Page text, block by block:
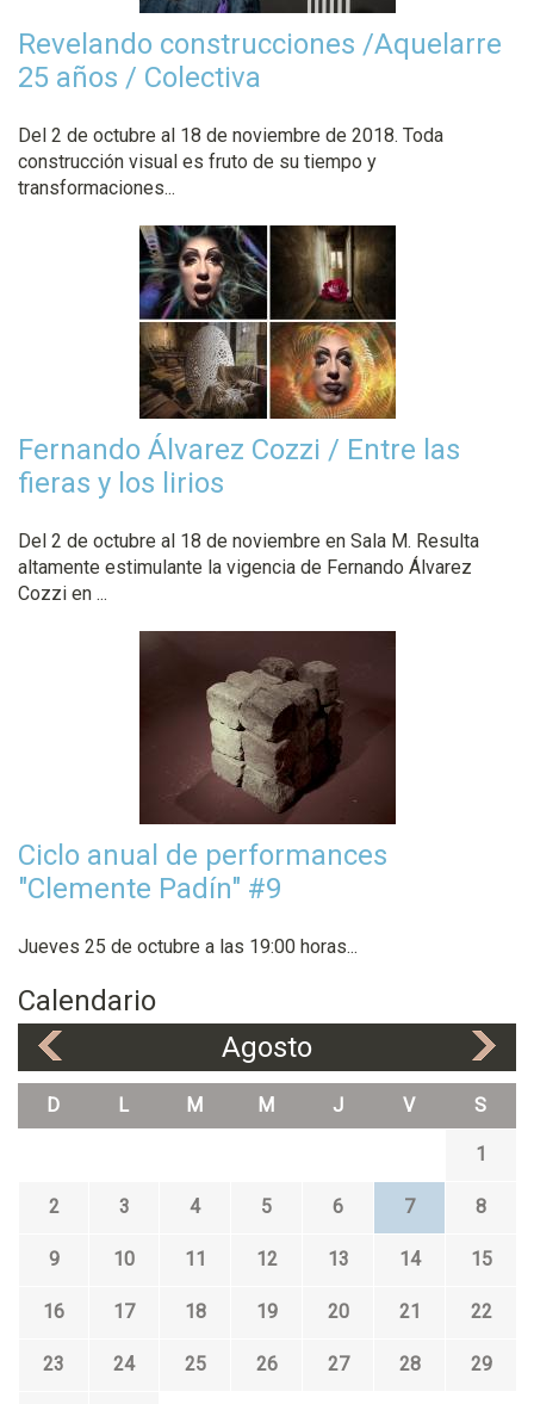
Revelando construcciones /Aquelarre
25 años / Colectiva
Del 2 de octubre al 18 de noviembre de 2018. Toda
construcción visual es fruto de su tiempo y
transformaciones...
Fernando Álvarez Cozzi / Entre las
fieras y los lirios
Del 2 de octubre al 18 de noviembre en Sala M. Resulta
altamente estimulante la vigencia de Fernando Álvarez
Cozzi en ...
Ciclo anual de performances
"Clemente Padín" #9
Jueves 25 de octubre a las 19:00 horas...
Calendario
Agosto
D L M M J V S
1
2 3 4 5 6 7 8
9 10 11 12 13 14 15
16 17 18 19 20 21 22
23 24 25 26 27 28 29